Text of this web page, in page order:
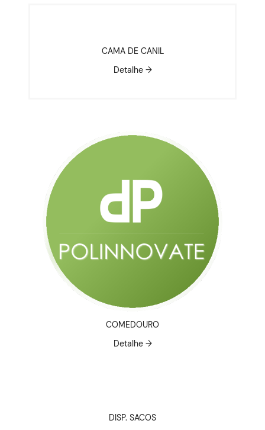
CAMA DE CANIL
Detalhe →
COMEDOURO
Detalhe →
DISP. SACOS